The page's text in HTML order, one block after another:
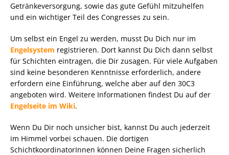
Getränkeversorgung, sowie das gute Gefühl mitzuhelfen
und ein wichtiger Teil des Congresses zu sein.
Um selbst ein Engel zu werden, musst Du Dich nur im
Engelsystem registrieren. Dort kannst Du Dich dann selbst
für Schichten eintragen, die Dir zusagen. Für viele Aufgaben
sind keine besonderen Kenntnisse erforderlich, andere
erfordern eine Einführung, welche aber auf den 30C3
angeboten wird. Weitere Informationen findest Du auf der
Engelseite im Wiki.
Wenn Du Dir noch unsicher bist, kannst Du auch jederzeit
im Himmel vorbei schauen. Die dortigen
SchichtkoordinatorInnen können Deine Fragen sicherlich